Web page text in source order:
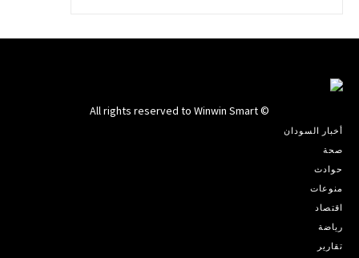
© All rights reserved to Winwin Smart
أخبار السودان
صحة
حوادث
منوعات
اقتصاد
رياضة
تقارير